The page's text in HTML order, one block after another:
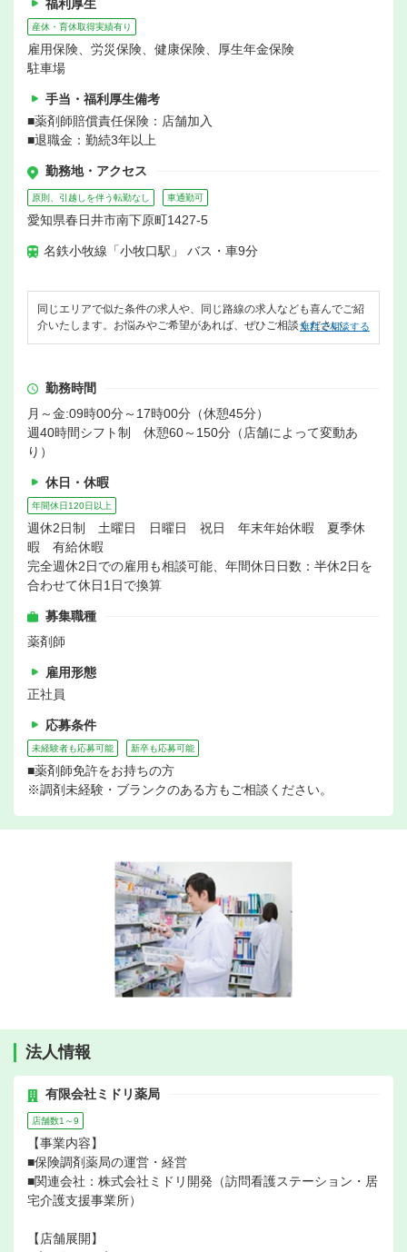
福利厚生
産休・育休取得実績有り
雇用保険、労災保険、健康保険、厚生年金保険
駐車場
手当・福利厚生備考
■薬剤師賠償責任保険：店舗加入
■退職金：勤続3年以上
勤務地・アクセス
原則、引越しを伴う転勤なし 車通勤可
愛知県春日井市南下原町1427-5
名鉄小牧線「小牧口駅」 バス・車9分
同じエリアで似た条件の求人や、同じ路線の求人なども喜んでご紹
介いたします。お悩みやご希望があれば、ぜひご相談ください。
無料で相談する
勤務時間
月～金:09時00分～17時00分（休憩45分）
週40時間シフト制 休憩60～150分（店舗によって変動あ
り）
休日・休暇
年間休日120日以上
週休2日制 土曜日 日曜日 祝日 年末年始休暇 夏季休
暇 有給休暇
完全週休2日での雇用も相談可能、年間休日日数：半休2日を
合わせて休日1日で換算
募集職種
薬剤師
雇用形態
正社員
応募条件
未経験者も応募可能 新卒も応募可能
■薬剤師免許をお持ちの方
※調剤未経験・ブランクのある方もご相談ください。
法人情報
有限会社ミドリ薬局
店舗数1～9
【事業内容】
■保険調剤薬局の運営・経営
■関連会社：株式会社ミドリ開発（訪問看護ステーション・居
宅介護支援事業所）
【店舗展開】